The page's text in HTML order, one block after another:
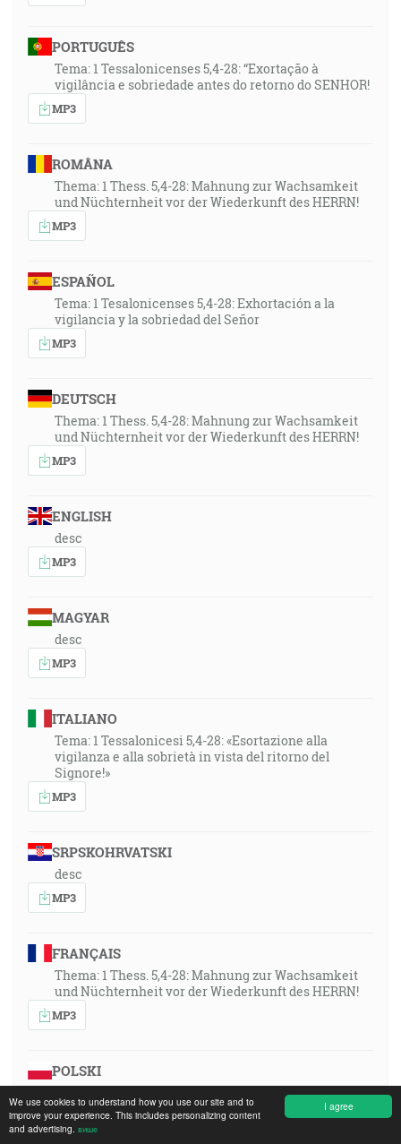
I agree
We use cookies to understand how you use our site and to
improve your experience. This includes personalizing content
and advertising. више
PORTUGUÊS
Tema: 1 Tessalonicenses 5,4-28: “Exortação à
vigilância e sobriedade antes do retorno do SENHOR!
MP3
ROMÂNA
Thema: 1 Thess. 5,4-28: Mahnung zur Wachsamkeit
und Nüchternheit vor der Wiederkunft des HERRN!
MP3
ESPAÑOL
Tema: 1 Tesalonicenses 5,4-28: Exhortación a la
vigilancia y la sobriedad del Señor
MP3
DEUTSCH
Thema: 1 Thess. 5,4-28: Mahnung zur Wachsamkeit
und Nüchternheit vor der Wiederkunft des HERRN!
MP3
ENGLISH
desc
MP3
MAGYAR
desc
MP3
ITALIANO
Tema: 1 Tessalonicesi 5,4-28: «Esortazione alla
vigilanza e alla sobrietà in vista del ritorno del
Signore!»
MP3
SRPSKOHRVATSKI
desc
MP3
FRANÇAIS
Thema: 1 Thess. 5,4-28: Mahnung zur Wachsamkeit
und Nüchternheit vor der Wiederkunft des HERRN!
MP3
POLSKI
Temat: 1 Tes. 5,4-28: Napomnienie do czujności i
trzeżwości przed przyjściem Pana!
MP3